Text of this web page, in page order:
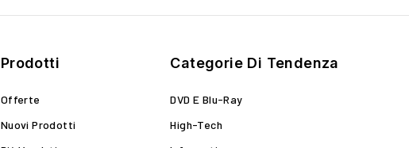
Prodotti
Offerte
Nuovi Prodotti
Categorie Di Tendenza
DVD E Blu-Ray
High-Tech